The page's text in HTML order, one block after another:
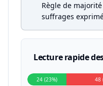
Règle de
suffrages
Lecture rapide
24 (23%) 48